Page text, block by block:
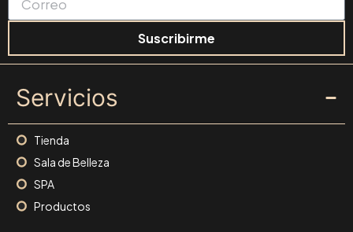
Suscribirme
Servicios
Tienda
Sala de Belleza
SPA
Productos